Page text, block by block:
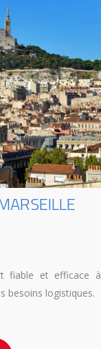
fiable et efficace à
besoins logistiques.